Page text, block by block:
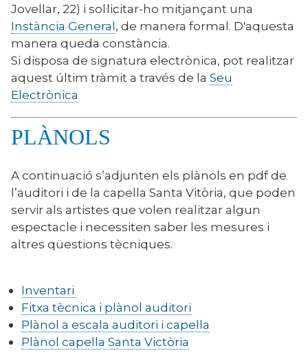
Jovellar, 22) i sol·licitar-ho mitjançant una
Instància General, de manera formal. D'aquesta
manera queda constància.
Si disposa de signatura electrònica, pot realitzar
aquest últim tràmit a través de la Seu
Electrònica
PLÀNOLS
A continuació s’adjunten els plànols en pdf de
l’auditori i de la capella Santa Vitòria, que poden
servir als artistes que volen realitzar algun
espectacle i necessiten saber les mesures i
altres qüestions tècniques.
Inventari
Fitxa tècnica i plànol auditori
Plànol a escala auditori i capella
Plànol capella Santa Victòria